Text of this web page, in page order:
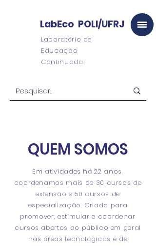
LabEco POLI/UFRJ
Laboratório de
Educação
Continuada
QUEM SOMOS
Em atividades há 22 anos,
coordenamos mais de 30 cursos de
extensão e 50 cursos de
especialização. Criado para
promover, estimular e coordenar
cursos abertos ao público em geral
nas áreas tecnológicas e de